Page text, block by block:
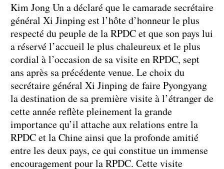
Kim Jong Un a déclaré que le camarade secrétaire
général Xi Jinping est l’hôte d’honneur le plus
respecté du peuple de la RPDC et que son pays lui
a réservé l’accueil le plus chaleureux et le plus
cordial à l’occasion de sa visite en RPDC, sept
ans après sa précédente venue. Le choix du
secrétaire général Xi Jinping de faire Pyongyang
la destination de sa première visite à l’étranger de
cette année reflète pleinement la grande
importance qu’il attache aux relations entre la
RPDC et la Chine ainsi que la profonde amitié
entre les deux pays, ce qui constitue un immense
encouragement pour la RPDC. Cette visite